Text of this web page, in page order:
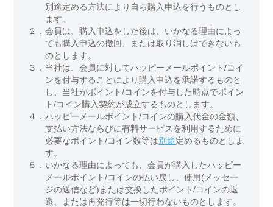
別途定める方法により自ら購入申込を行うものとし
ます。
２．会員は、購入申込をした後は、いかなる理由によっ
ても購入申込の撤回、または取り消しはできないも
のとします。
３． 当社は、会員に対してハッピーメールポイント/コイ
ンを付与することにより購入申込を承諾するものと
し、当社がポイント/コインを付与した時点でポイン
ト/コイン購入契約が成立するものとします。
４．ハッピーメールポイント/コインの購入代金の金額、
支払い方法ならびに有料サービスを利用するために
必要なポイント/コイン数等は別途定めるものとしま
す。
５． いかなる理由によっても、会員が購入したハッピー
メールポイント/コインの払い戻し、使用(メッセー
ジの送信など)または交換したポイント/コインの返
還、または再発行等は一切行わないものとします。